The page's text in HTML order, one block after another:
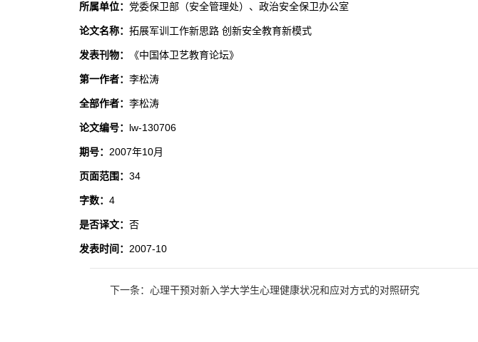
所属单位： 党委保卫部（安全管理处）、政治安全保卫办公室
论文名称： 拓展军训工作新思路 创新安全教育新模式
发表刊物： 《中国体卫艺教育论坛》
第一作者： 李松涛
全部作者： 李松涛
论文编号： lw-130706
期号： 2007年10月
页面范围： 34
字数： 4
是否译文： 否
发表时间： 2007-10
下一条：心理干预对新入学大学生心理健康状况和应对方式的对照研究